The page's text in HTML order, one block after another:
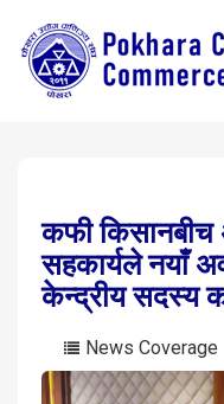
कफी
सहकार्यले नयाँ
केन्द्रीय सदस्य
News Coverage